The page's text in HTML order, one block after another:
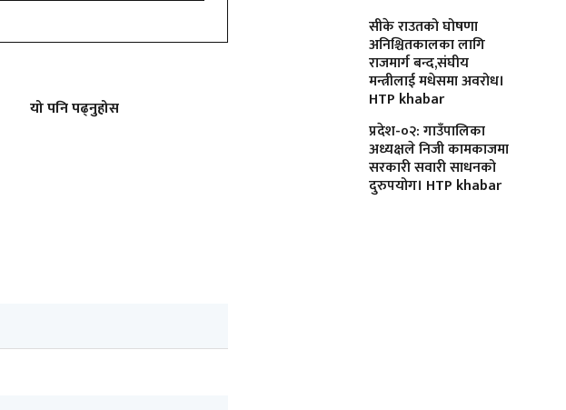
यो पनि पढ्नुहोस
सीके राउतको घोषणा
अनिश्चितकालका लागि
राजमार्ग बन्द,संघीय
मन्त्रीलाई मधेसमा अवरोध।
HTP khabar
प्रदेश-०२: गाउँपालिका
अध्यक्षले निजी कामकाजमा
सरकारी सवारी साधनको
दुरुपयोग। HTP khabar